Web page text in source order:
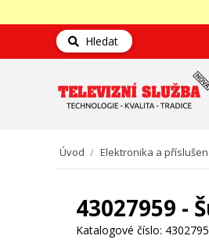
Hledat
Úvod / Elektronika a
43027959 -
Katalogové číslo: